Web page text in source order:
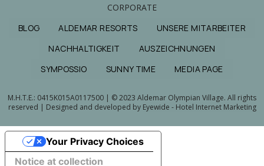
CORPORATE
BLOG
ALDEMAR RESORTS
UNSERE MITARBEITER
NACHHALTIGKEIT
AUSZEICHNUNGEN
SYMPOSSIO
SUNNY TIME MEDIA PAGE
M.H.T.E.: 0415Κ015Α0117500 | © 2023 Aldemar Olympian Village. All rights
reserved | Designed and developed by Eyewide - Hotel Internet Marketing
Notice at collection
Your Privacy Choices